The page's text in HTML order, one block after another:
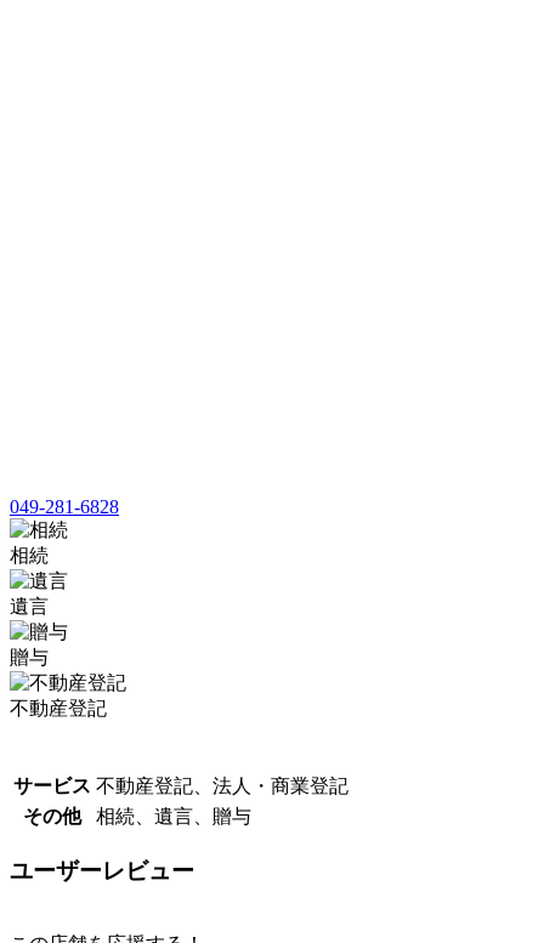
049-281-6828
相続
遺言
贈与
不動産登記
サービス 不動産登記、法人・商業登記
その他
相続、遺言、贈与
ユーザーレビュー